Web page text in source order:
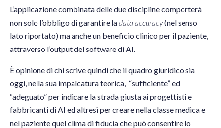
L’applicazione combinata delle due discipline comporterà
non solo l’obbligo di garantire ladata accuracy(nel senso
lato riportato) ma anche un beneficio clinico per il paziente,
attraverso l’output del software di AI.
È opinione di chi scrive quindi che il quadro giuridico sia
oggi, nella sua impalcatura teorica, “sufficiente” ed
“adeguato” per indicare la strada giusta ai progettisti e
fabbricanti di AI ed altresì per creare nella classe medica e
nel paziente quel clima di fiducia che può consentire lo